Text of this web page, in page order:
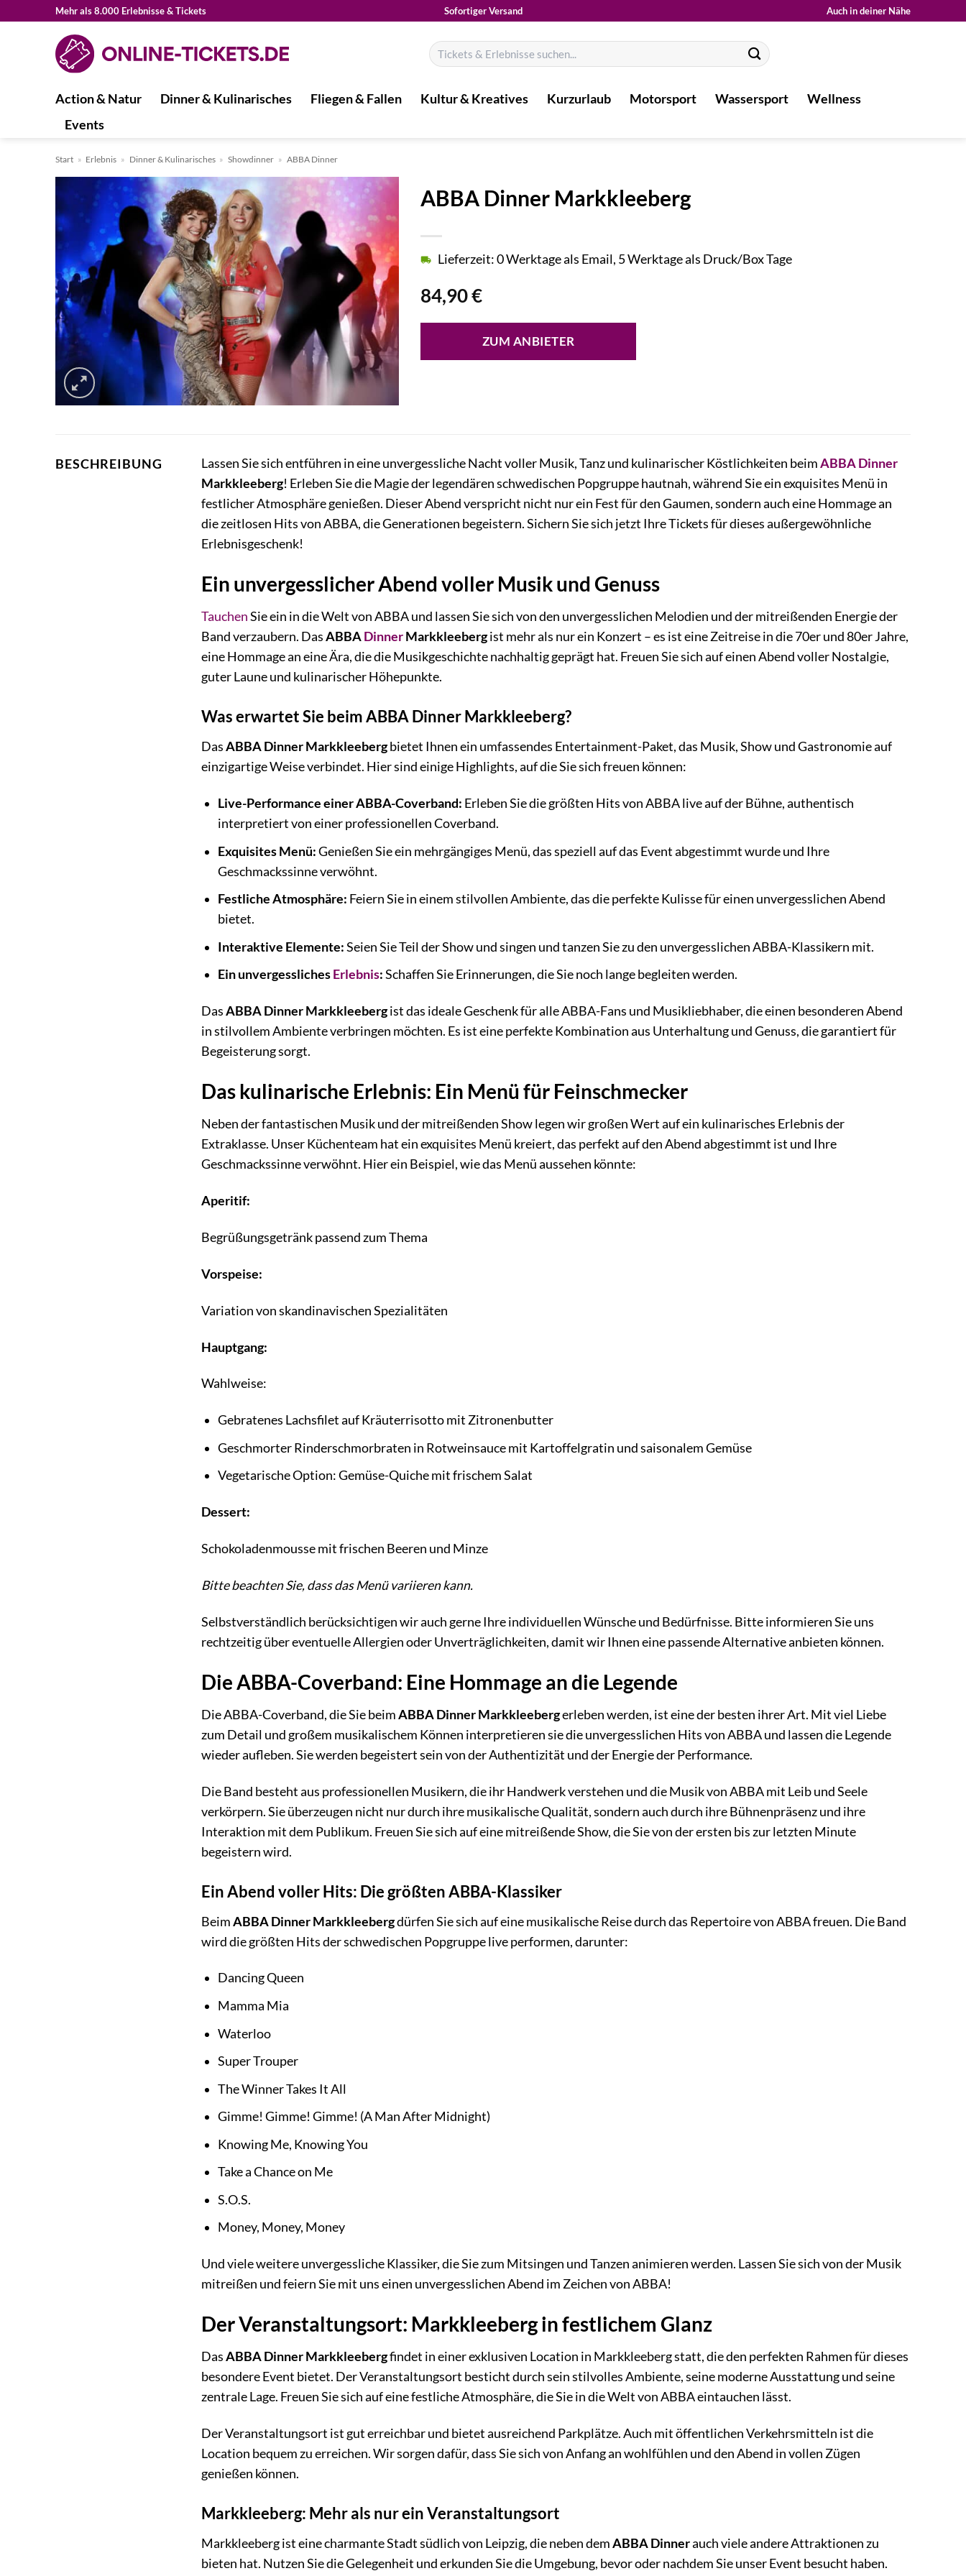
Mehr als 8.000 Erlebnisse & Tickets Sofortiger Versand Auch in deiner Nähe
Suchen
nach:
Action & Natur Dinner & Kulinarisches Fliegen & Fallen Kultur & Kreatives Kurzurlaub Motorsport Wassersport
Wellness
Events
Start » Erlebnis » Dinner & Kulinarisches » Showdinner » ABBA Dinner
ABBA Dinner Markkleeberg
84,90€
Lieferzeit: 0 Werktage als Email, 5 Werktage als Druck/Box Tage
ZUM ANBIETER
BESCHREIBUNG Lassen Sie sich entführen in eine unvergessliche Nacht voller Musik, Tanz und kulinarischer Köstlichkeiten beimABBA Dinner
Markkleeberg! Erleben Sie die Magie der legendären schwedischen Popgruppe hautnah, während Sie ein exquisites Menü in
festlicher Atmosphäre genießen. Dieser Abend verspricht nicht nur ein Fest für den Gaumen, sondern auch eine Hommage an
die zeitlosen Hits von ABBA, die Generationen begeistern. Sichern Sie sich jetzt Ihre Tickets für dieses außergewöhnliche
Erlebnisgeschenk!
Ein unvergesslicher Abend voller Musik und Genuss
TauchenSie ein in die Welt von ABBA und lassen Sie sich von den unvergesslichen Melodien und der mitreißenden Energie der
Band verzaubern. DasABBADinnerMarkkleebergist mehr als nur ein Konzert – es ist eine Zeitreise in die 70er und 80er Jahre,
eine Hommage an eine Ära, die die Musikgeschichte nachhaltig geprägt hat. Freuen Sie sich auf einen Abend voller Nostalgie,
guter Laune und kulinarischer Höhepunkte.
Was erwartet Sie beim ABBA Dinner Markkleeberg?
DasABBA Dinner Markkleebergbietet Ihnen ein umfassendes Entertainment-Paket, das Musik, Show und Gastronomie auf
einzigartige Weise verbindet. Hier sind einige Highlights, auf die Sie sich freuen können:
Live-Performance einer ABBA-Coverband: Erleben Sie die größten Hits von ABBA live auf der Bühne, authentisch
interpretiert von einer professionellen Coverband.
Exquisites Menü:Genießen Sie ein mehrgängiges Menü, das speziell auf das Event abgestimmt wurde und Ihre
Geschmackssinne verwöhnt.
Festliche Atmosphäre: Feiern Sie in einem stilvollen Ambiente, das die perfekte Kulisse für einen unvergesslichen Abend
bietet.
Interaktive Elemente:Seien Sie Teil der Show und singen und tanzen Sie zu den unvergesslichen ABBA-Klassikern mit.
Ein unvergesslichesErlebnis:Schaffen Sie Erinnerungen, die Sie noch lange begleiten werden.
DasABBA Dinner Markkleebergist das ideale Geschenk für alle ABBA-Fans und Musikliebhaber, die einen besonderen Abend
in stilvollem Ambiente verbringen möchten. Es ist eine perfekte Kombination aus Unterhaltung und Genuss, die garantiert für
Begeisterung sorgt.
Das kulinarische Erlebnis: Ein Menü für Feinschmecker
Neben der fantastischen Musik und der mitreißenden Show legen wir großen Wert auf ein kulinarisches Erlebnis der
Extraklasse. Unser Küchenteam hat ein exquisites Menü kreiert, das perfekt auf den Abend abgestimmt ist und Ihre
Geschmackssinne verwöhnt. Hier ein Beispiel, wie das Menü aussehen könnte:
Aperitif:
Begrüßungsgetränk passend zum Thema
Vorspeise:
Variation von skandinavischen Spezialitäten
Hauptgang:
Wahlweise:
Gebratenes Lachsfilet auf Kräuterrisotto mit Zitronenbutter
Geschmorter Rinderschmorbraten in Rotweinsauce mit Kartoffelgratin und saisonalem Gemüse
Vegetarische Option: Gemüse-Quiche mit frischem Salat
Dessert:
Schokoladenmousse mit frischen Beeren und Minze
Bitte beachten Sie, dass das Menü variieren kann.
Selbstverständlich berücksichtigen wir auch gerne Ihre individuellen Wünsche und Bedürfnisse. Bitte informieren Sie uns
rechtzeitig über eventuelle Allergien oder Unverträglichkeiten, damit wir Ihnen eine passende Alternative anbieten können.
Die ABBA-Coverband: Eine Hommage an die Legende
Die ABBA-Coverband, die Sie beimABBA Dinner Markkleebergerleben werden, ist eine der besten ihrer Art. Mit viel Liebe
zum Detail und großem musikalischem Können interpretieren sie die unvergesslichen Hits von ABBA und lassen die Legende
wieder aufleben. Sie werden begeistert sein von der Authentizität und der Energie der Performance.
Die Band besteht aus professionellen Musikern, die ihr Handwerk verstehen und die Musik von ABBA mit Leib und Seele
verkörpern. Sie überzeugen nicht nur durch ihre musikalische Qualität, sondern auch durch ihre Bühnenpräsenz und ihre
Interaktion mit dem Publikum. Freuen Sie sich auf eine mitreißende Show, die Sie von der ersten bis zur letzten Minute
begeistern wird.
Ein Abend voller Hits: Die größten ABBA-Klassiker
BeimABBA Dinner Markkleebergdürfen Sie sich auf eine musikalische Reise durch das Repertoire von ABBA freuen. Die Band
wird die größten Hits der schwedischen Popgruppe live performen, darunter:
Dancing Queen
Mamma Mia
Waterloo
Super Trouper
The Winner Takes It All
Gimme! Gimme! Gimme! (A Man After Midnight)
Knowing Me, Knowing You
Take a Chance on Me
S.O.S.
Money, Money, Money
Und viele weitere unvergessliche Klassiker, die Sie zum Mitsingen und Tanzen animieren werden. Lassen Sie sich von der Musik
mitreißen und feiern Sie mit uns einen unvergesslichen Abend im Zeichen von ABBA!
Der Veranstaltungsort: Markkleeberg in festlichem Glanz
DasABBA Dinner Markkleebergfindet in einer exklusiven Location in Markkleeberg statt, die den perfekten Rahmen für dieses
besondere Event bietet. Der Veranstaltungsort besticht durch sein stilvolles Ambiente, seine moderne Ausstattung und seine
zentrale Lage. Freuen Sie sich auf eine festliche Atmosphäre, die Sie in die Welt von ABBA eintauchen lässt.
Der Veranstaltungsort ist gut erreichbar und bietet ausreichend Parkplätze. Auch mit öffentlichen Verkehrsmitteln ist die
Location bequem zu erreichen. Wir sorgen dafür, dass Sie sich von Anfang an wohlfühlen und den Abend in vollen Zügen
genießen können.
Markkleeberg: Mehr als nur ein Veranstaltungsort
Markkleeberg ist eine charmante Stadt südlich von Leipzig, die neben demABBA Dinnerauch viele andere Attraktionen zu
bieten hat. Nutzen Sie die Gelegenheit und erkunden Sie die Umgebung, bevor oder nachdem Sie unser Event besucht haben.